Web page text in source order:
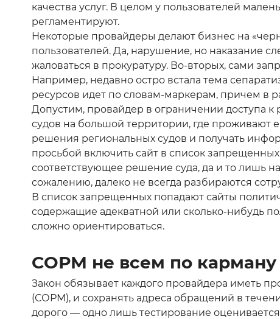
качества услуг. В целом у пользователей
регламентируют.
Некоторые провайдеры делают бизнес на
пользователей. Да, нарушение, но наказание
жаловаться в прокуратуру. Во-вторых, сами
Например, недавно остро встала тема
ресурсов идет по словам-маркерам, причем в
Допустим, провайдер в ограничении доступа к
судов на большой территории, где проживают
решения региональных судов и получать
просьбой включить сайт в список
соответствующее решение суда, да и то лишь
сожалению, далеко не всегда разбираются
В список запрещенных попадают сайты
содержащие адекватной или сколько-нибудь
сложно ориентироваться.
СОРМ не всем по карману
Закон обязывает каждого провайдера иметь
(СОРМ), и сохранять адреса обращений в
дорого — одно лишь тестирование